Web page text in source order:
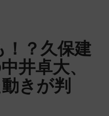
！？久保建
井卓大、
きが判